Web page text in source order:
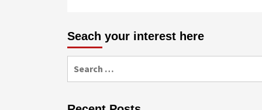
Seach your interest here
for: